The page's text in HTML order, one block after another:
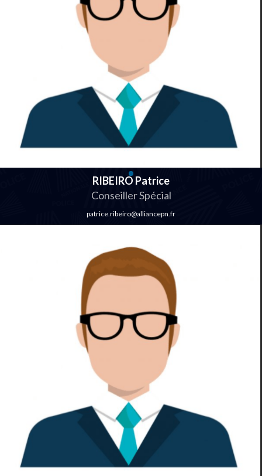
RIBEIRO Patrice
Conseiller Spécial
patrice.ribeiro@alliancepn.fr